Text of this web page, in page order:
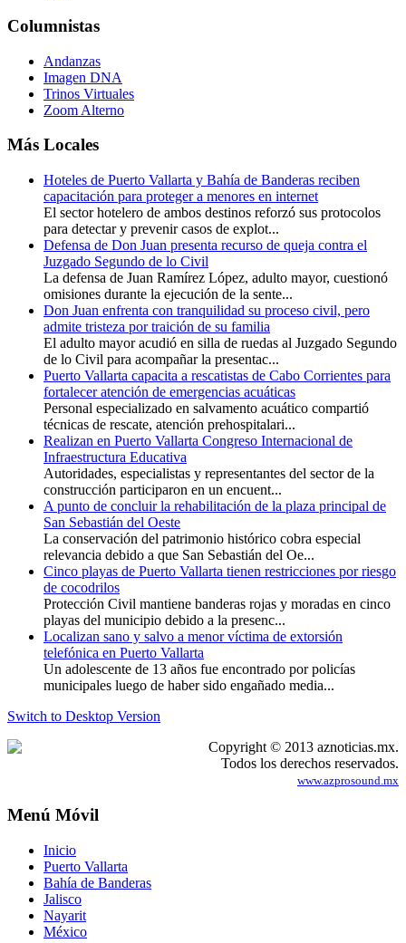
Columnistas
Andanzas
Imagen DNA
Trinos Virtuales
Zoom Alterno
Más Locales
Hoteles de Puerto Vallarta y Bahía de Banderas reciben
capacitación para proteger a menores en internet
El sector hotelero de ambos destinos reforzó sus protocolos
para detectar y prevenir casos de explot...
Defensa de Don Juan presenta recurso de queja contra el
Juzgado Segundo de lo Civil
La defensa de Juan Ramírez López, adulto mayor, cuestionó
omisiones durante la ejecución de la sente...
Don Juan enfrenta con tranquilidad su proceso civil, pero
admite tristeza por traición de su familia
El adulto mayor acudió en silla de ruedas al Juzgado Segundo
de lo Civil para acompañar la presentac...
Puerto Vallarta capacita a rescatistas de Cabo Corrientes para
fortalecer atención de emergencias acuáticas
Personal especializado en salvamento acuático compartió
técnicas de rescate, atención prehospitalari...
Realizan en Puerto Vallarta Congreso Internacional de
Infraestructura Educativa
Autoridades, especialistas y representantes del sector de la
construcción participaron en un encuent...
A punto de concluir la rehabilitación de la plaza principal de
San Sebastián del Oeste
La conservación del patrimonio histórico cobra especial
relevancia debido a que San Sebastián del Oe...
Cinco playas de Puerto Vallarta tienen restricciones por riesgo
de cocodrilos
Protección Civil mantiene banderas rojas y moradas en cinco
playas del municipio debido a la presenc...
Localizan sano y salvo a menor víctima de extorsión
telefónica en Puerto Vallarta
Un adolescente de 13 años fue encontrado por policías
municipales luego de haber sido engañado media...
Switch to Desktop Version
Copyright © 2013 aznoticias.mx.
Todos los derechos reservados.
www.azprosound.mx
Menú Móvil
Inicio
Puerto Vallarta
Bahía de Banderas
Jalisco
Nayarit
México